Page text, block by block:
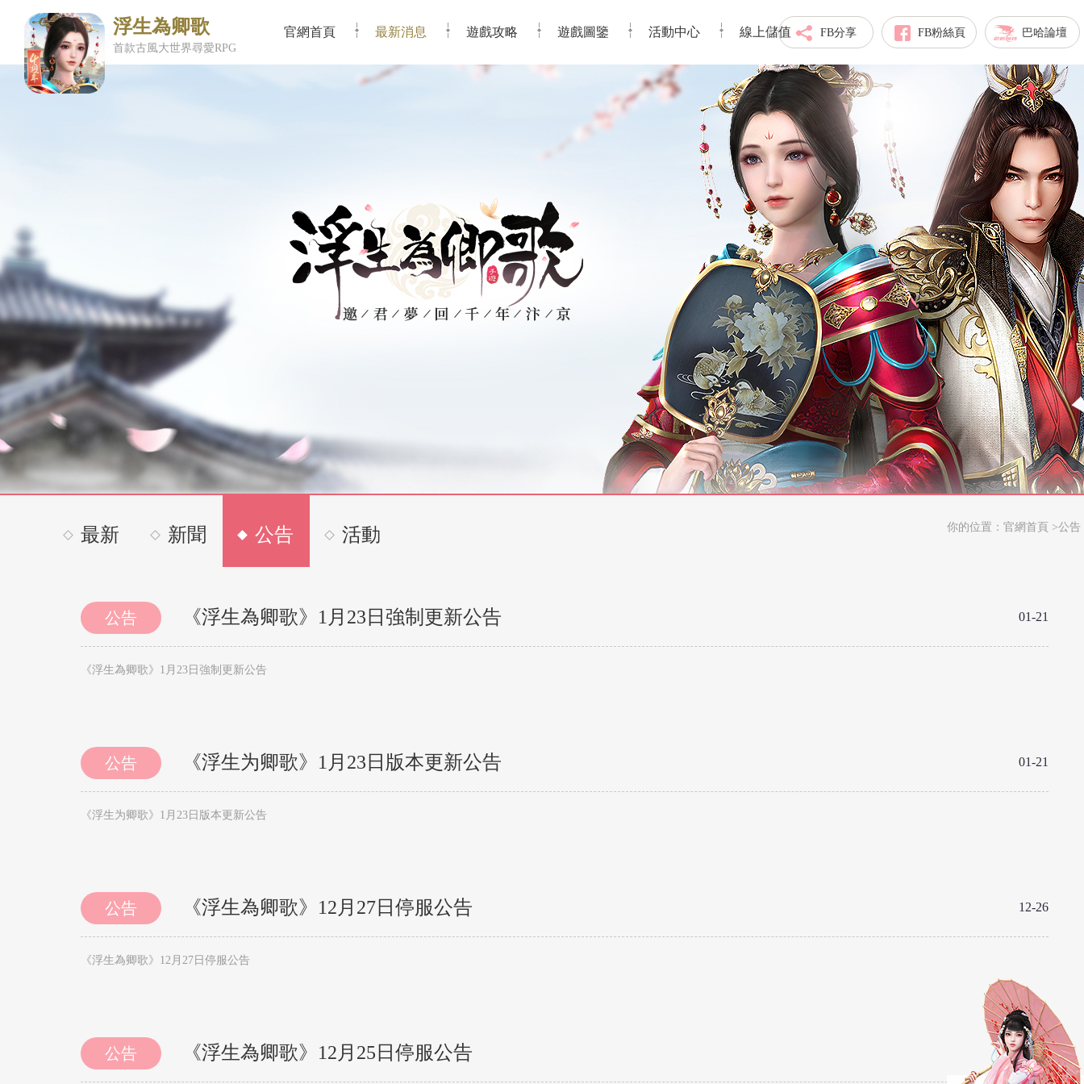
浮生為卿歌
首款古風大世界尋愛RPG
官網首頁 最新消息 遊戲攻略 遊戲圖鑒 活動中心 線上儲值 FB分享 FB粉絲頁 巴哈論壇
最新 新聞 公告 活動 你的位置： 官網首頁 >公告
公告 《浮生為卿歌》1月23日強制更新公告 01-21
《浮生為卿歌》1月23日強制更新公告
公告 《浮生为卿歌》1月23日版本更新公告 01-21
《浮生为卿歌》1月23日版本更新公告
公告 《浮生為卿歌》12月27日停服公告 12-26
《浮生為卿歌》12月27日停服公告
公告 《浮生為卿歌》12月25日停服公告 12-24